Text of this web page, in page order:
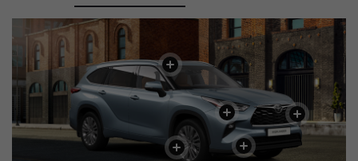
+ +
+
+
+
+
+
+
+